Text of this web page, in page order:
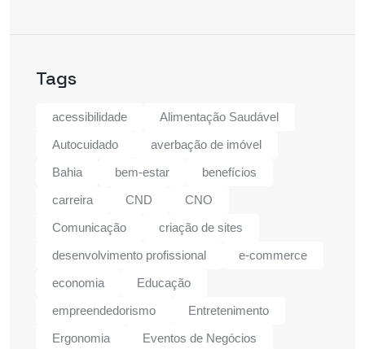
Tags
acessibilidade
Alimentação Saudável
Autocuidado
averbação de imóvel
Bahia
bem-estar
benefícios
carreira
CND
CNO
Comunicação
criação de sites
desenvolvimento profissional
e-commerce
economia
Educação
empreendedorismo
Entretenimento
Ergonomia
Eventos de Negócios